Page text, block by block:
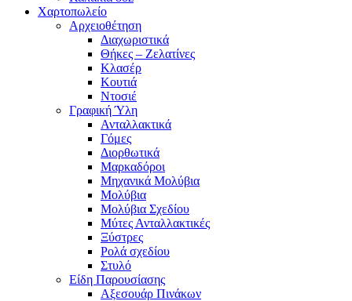
Χαρτοπωλείο
Αρχειοθέτηση
Διαχωριστικά
Θήκες – Ζελατίνες
Κλασέρ
Κουτιά
Ντοσιέ
Γραφική Ύλη
Ανταλλακτικά
Γόμες
Διορθωτικά
Μαρκαδόροι
Μηχανικά Μολύβια
Μολύβια
Μολύβια Σχεδίου
Μύτες Ανταλλακτικές
Ξύστρες
Ρολά σχεδίου
Στυλό
Είδη Παρουσίασης
Αξεσουάρ Πινάκων